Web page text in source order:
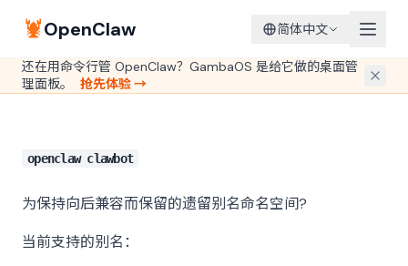
🦞OpenClaw 简体中文
还在用命令行管 OpenClaw？GambaOS 是给它做的桌面管
理面板。
抢先体验 →
openclaw clawbot
为保持向后兼容而保留的遗留别名命名空间?
当前支持的别名：